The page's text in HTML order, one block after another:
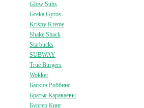
Glow Subs
Greka Gyros
Krispy Kreme
Shake Shack
Starbucks
SUBWAY
True Burgers
Wokker
Баскин Роббинс
Братья Караваевы
Бургер Кинг